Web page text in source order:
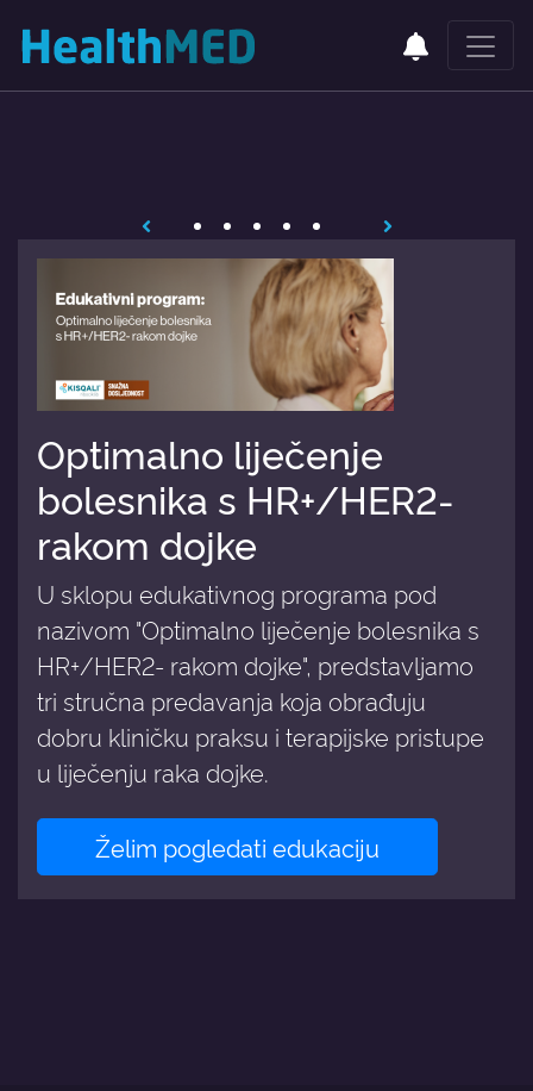
Optimalno liječenje
bolesnika s HR+/HER2-
rakom dojke
U sklopu edukativnog programa pod
nazivom "Optimalno liječenje bolesnika s
HR+/HER2- rakom dojke", predstavljamo
tri stručna predavanja koja obrađuju
dobru kliničku praksu i terapijske pristupe
u liječenju raka dojke.
Želim pogledati edukaciju